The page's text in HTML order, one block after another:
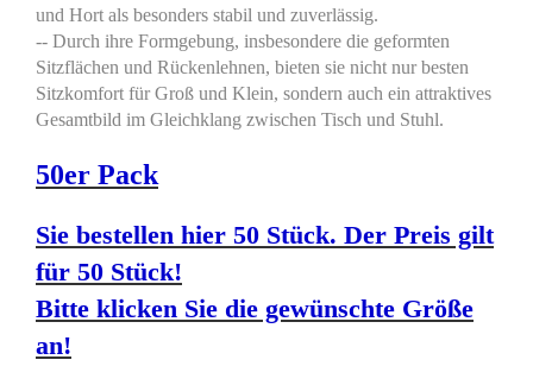
und Hort als besonders stabil und zuverlässig.
-- Durch ihre Formgebung, insbesondere die geformten
Sitzflächen und Rückenlehnen, bieten sie nicht nur besten
Sitzkomfort für Groß und Klein, sondern auch ein attraktives
Gesamtbild im Gleichklang zwischen Tisch und Stuhl.
50er Pack
Sie bestellen hier 50 Stück. Der Preis gilt
für 50 Stück!
Bitte klicken Sie die gewünschte Größe
an!